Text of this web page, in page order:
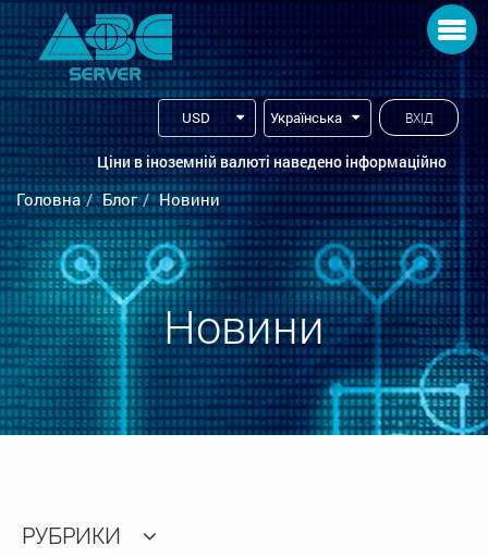
Toggle navigation
ВХІД
Українська
USD
Ціни в іноземній валюті наведено інформаційно
Головна Блог Новини
Новини
РУБРИКИ